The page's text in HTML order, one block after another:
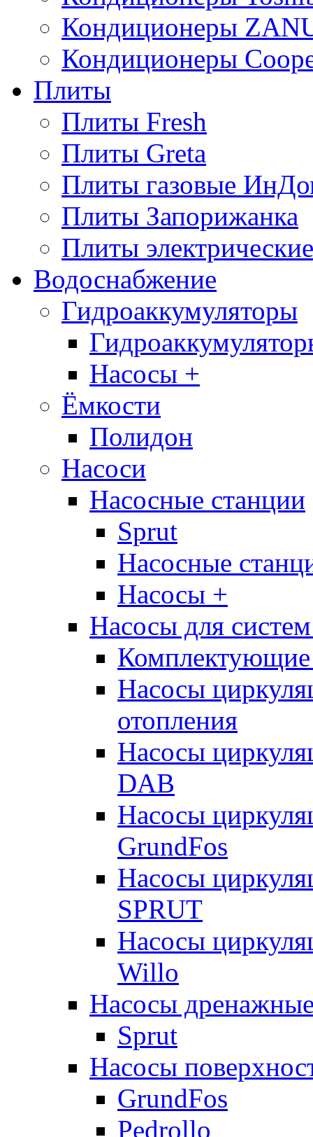
Кондиционеры
Кондиционеры
Плиты
Плиты Fresh
Плиты Greta
Плиты газовые
Плиты Запорижанка
Плиты
Водоснабжение
Гидроаккумуляторы
Насосы +
Ёмкости
Полидон
Насоси
Насосные станции
Sprut
Насосные
Насосы +
Насосы для
Комплектующие
Насосы
отопления
Насосы
DAB
Насосы
GrundFos
Насосы
SPRUT
Насосы
Willo
Насосы
Sprut
Насосы
GrundFos
Pedrollo